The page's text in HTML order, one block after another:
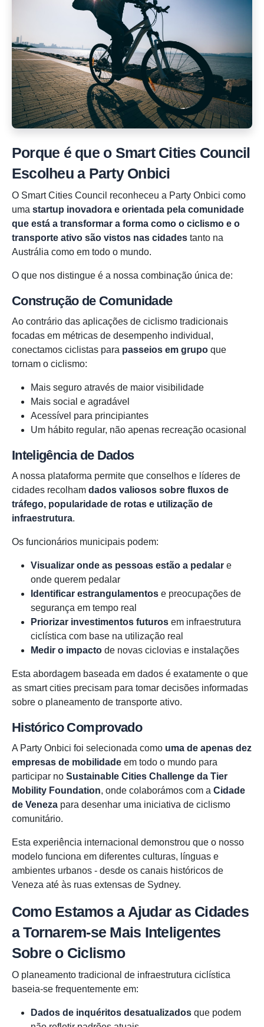
Porque é que o Smart Cities Council
Escolheu a Party Onbici
O Smart Cities Council reconheceu a Party Onbici como
uma startup inovadora e orientada pela comunidade
que está a transformar a forma como o ciclismo e o
transporte ativo são vistos nas cidades tanto na
Austrália como em todo o mundo.
O que nos distingue é a nossa combinação única de:
Construção de Comunidade
Ao contrário das aplicações de ciclismo tradicionais
focadas em métricas de desempenho individual,
conectamos ciclistas para passeios em grupo que
tornam o ciclismo:
Mais seguro através de maior visibilidade
Mais social e agradável
Acessível para principiantes
Um hábito regular, não apenas recreação ocasional
Inteligência de Dados
A nossa plataforma permite que conselhos e líderes de
cidades recolham dados valiosos sobre fluxos de
tráfego, popularidade de rotas e utilização de
infraestrutura.
Os funcionários municipais podem:
Visualizar onde as pessoas estão a pedalar e
onde querem pedalar
Identificar estrangulamentos e preocupações de
segurança em tempo real
Priorizar investimentos futuros em infraestrutura
ciclística com base na utilização real
Medir o impacto de novas ciclovias e instalações
Esta abordagem baseada em dados é exatamente o que
as smart cities precisam para tomar decisões informadas
sobre o planeamento de transporte ativo.
Histórico Comprovado
A Party Onbici foi selecionada como uma de apenas dez
empresas de mobilidade em todo o mundo para
participar no Sustainable Cities Challenge da Tier
Mobility Foundation, onde colaborámos com a Cidade
de Veneza para desenhar uma iniciativa de ciclismo
comunitário.
Esta experiência internacional demonstrou que o nosso
modelo funciona em diferentes culturas, línguas e
ambientes urbanos - desde os canais históricos de
Veneza até às ruas extensas de Sydney.
Como Estamos a Ajudar as Cidades
a Tornarem-se Mais Inteligentes
Sobre o Ciclismo
O planeamento tradicional de infraestrutura ciclística
baseia-se frequentemente em:
Dados de inquéritos desatualizados que podem